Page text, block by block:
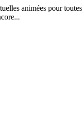
animées pour